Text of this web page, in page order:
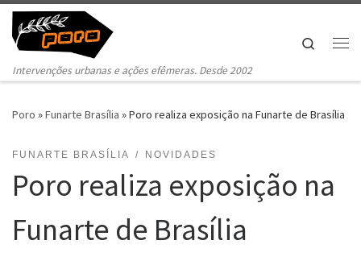
Pular para o conteúdo
Intervenções urbanas e ações efêmeras. Desde 2002
Search
Poro »Funarte Brasília »Poro realiza exposição na Funarte de Brasília
FUNARTE BRASÍLIA NOVIDADES
Poro realiza exposição na
Funarte de Brasília